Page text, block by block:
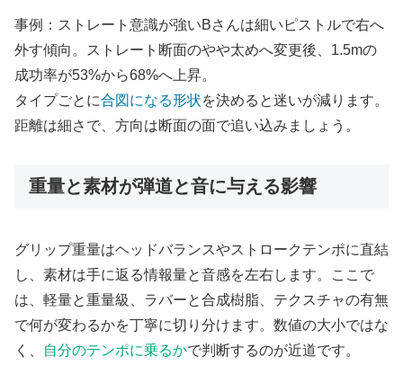
事例：ストレート意識が強いBさんは細いピストルで右へ
外す傾向。ストレート断面のやや太めへ変更後、1.5mの
成功率が53%から68%へ上昇。
タイプごとに合図になる形状を決めると迷いが減ります。
距離は細さで、方向は断面の面で追い込みましょう。
重量と素材が弾道と音に与える影響
グリップ重量はヘッドバランスやストロークテンポに直結
し、素材は手に返る情報量と音感を左右します。ここで
は、軽量と重量級、ラバーと合成樹脂、テクスチャの有無
で何が変わるかを丁寧に切り分けます。数値の大小ではな
く、
自分のテンポに乗るかで判断するのが近道です。